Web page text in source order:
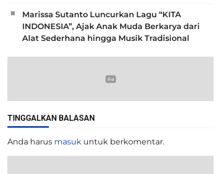
Marissa Sutanto Luncurkan Lagu “KITA
INDONESIA”, Ajak Anak Muda Berkarya dari
Alat Sederhana hingga Musik Tradisional
TINGGALKAN BALASAN
Anda harus masuk untuk berkomentar.